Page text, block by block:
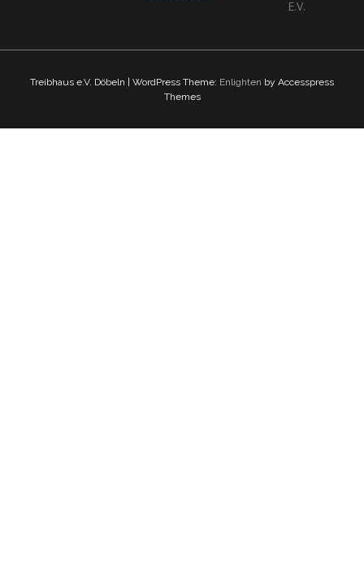
E.V.
Treibhaus e.V. Döbeln | WordPress Theme: Enlighten by Accesspress
Themes